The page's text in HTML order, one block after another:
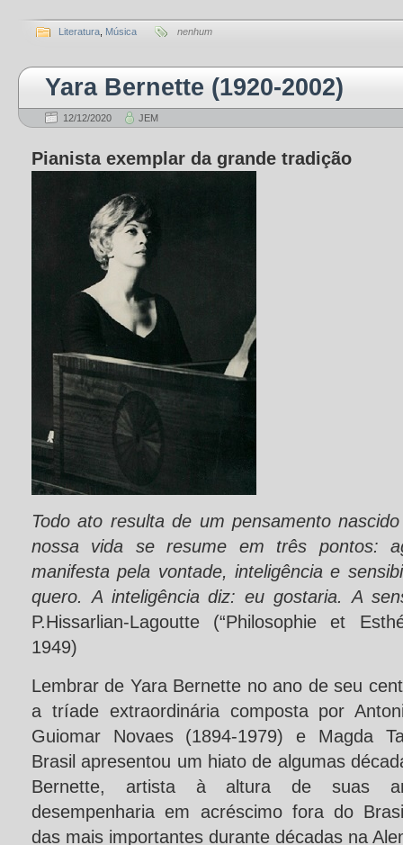
Literatura Música nenhum
Yara Bernette (1920-2002)
12/12/2020 JEM
Pianista exemplar da grande tradição
Todo ato resulta de um pensamento
nossa vida se resume em três pontos:
manifesta pela vontade, inteligência e
quero. A inteligência diz: eu gostaria. A
P.Hissarlian-Lagoutte (“Philosophie et
1949)
Lembrar de Yara Bernette no ano de seu
a tríade extraordinária composta por
Guiomar Novaes (1894-1979) e Magda
Brasil apresentou um hiato de algumas
Bernette, artista à altura de suas
desempenharia em acréscimo fora do
das mais importantes durante décadas na